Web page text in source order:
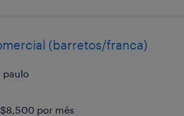
(barretos/franca)
paulo
por mês